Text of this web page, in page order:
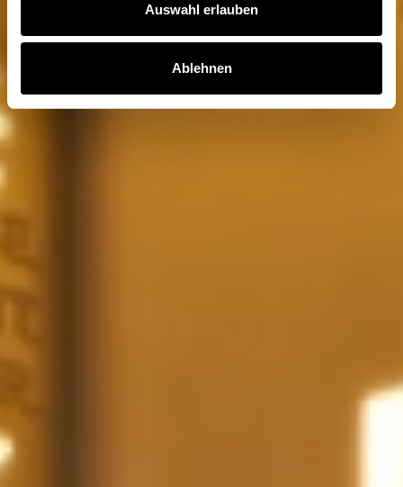
Auswahl erlauben
Ablehnen